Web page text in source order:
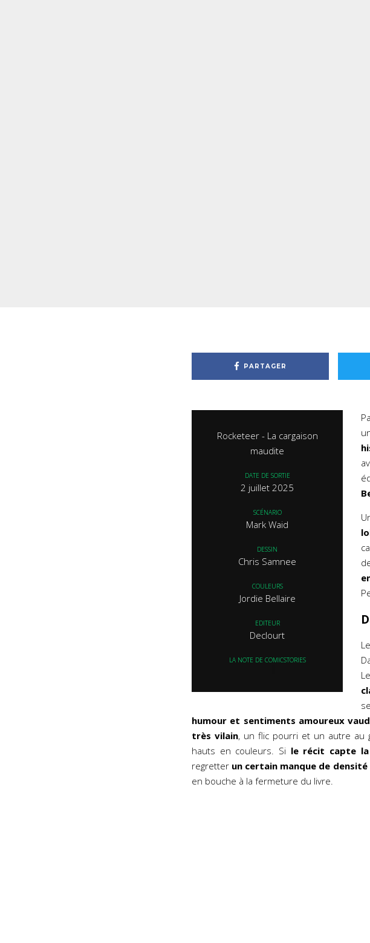
PARTAGER
Rocketeer - La cargaison
maudite
DATE DE SORTIE
2 juillet 2025
SCÉNARIO
Mark Waid
DESSIN
Chris Samnee
COULEURS
Jordie Bellaire
EDITEUR
Declourt
LA NOTE DE COMICSTORIES
humour et sentiments amoureux
très vilain, un flic pourri et un autre au
hauts en couleurs. Si le récit capte
regretter un certain manque de
en bouche à la fermeture du livre.